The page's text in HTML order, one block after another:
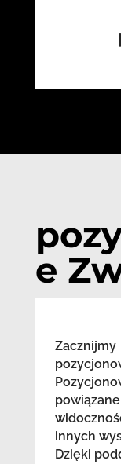
e
innych
Dzięki